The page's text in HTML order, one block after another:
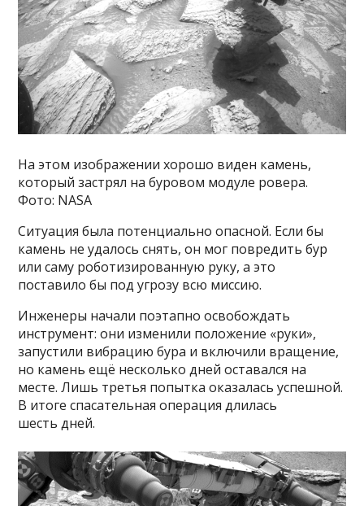
На этом изображении хорошо виден камень,
который застрял на буровом модуле ровера.
Фото: NASA
Ситуация была потенциально опасной. Если бы
камень не удалось снять, он мог повредить бур
или саму роботизированную руку, а это
поставило бы под угрозу всю миссию.
Инженеры начали поэтапно освобождать
инструмент: они изменили положение «руки»,
запустили вибрацию бура и включили вращение,
но камень ещё несколько дней оставался на
месте. Лишь третья попытка оказалась успешной.
В итоге спасательная операция длилась
шесть дней.